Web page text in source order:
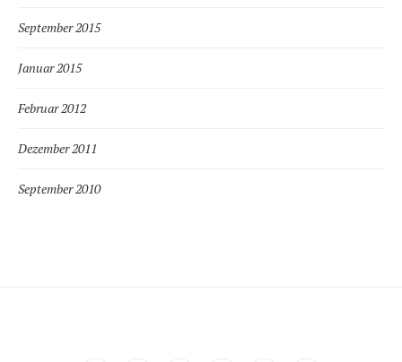
September 2015
Januar 2015
Februar 2012
Dezember 2011
September 2010